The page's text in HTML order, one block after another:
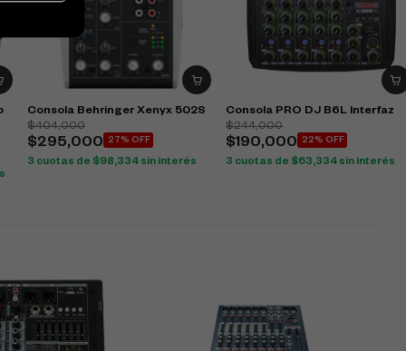
Consola Behringer Xenyx 502S
$404,000
$295,000 27% OFF
3 cuotas de $98,334 sin interés
Consola PRO DJ B6L Interfaz
$244,000
$190,000 22% OFF
3 cuotas de $63,334 sin interés